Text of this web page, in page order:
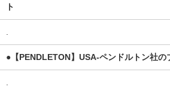
ト
●【PENDLETON】USA-ペンドルトン社の